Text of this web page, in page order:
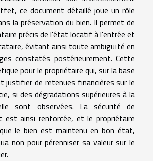
ce document détaillé joue un rôle
la préservation du bien. Il permet de
précis de l'état locatif à l'entrée et
évitant ainsi toute ambiguïté en
constatés postérieurement. Cette
pour le propriétaire qui, sur la base
justifier de retenues financières sur le
si des dégradations supérieures à la
sont observées. La sécurité de
est ainsi renforcée, et le propriétaire
le bien est maintenu en bon état,
non pour pérenniser sa valeur sur le